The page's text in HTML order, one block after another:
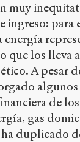
muy
ingreso:
energía
que los lleva
A pesar
de
gas
duplicado